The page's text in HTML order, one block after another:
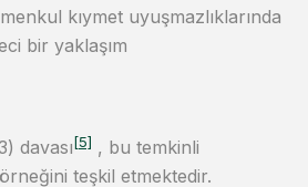
kıymet uyuşmazlıklarında
bir yaklaşım
davası[5] , bu temkinli
teşkil etmektedir.